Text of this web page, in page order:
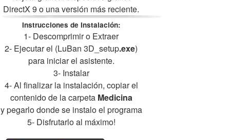
DirectX 9 o una versión más reciente.
Instrucciones de Instalación:
1- Descomprimir o Extraer
2- Ejecutar el (LuBan3D _setup.exe)
para iniciar el asistente.
3- Instalar
4- Al finalizar la instalación, copiar el
contenido de la carpeta Medicina
y pegarlo donde se instalo el programa
5- Disfrutarlo al máximo!